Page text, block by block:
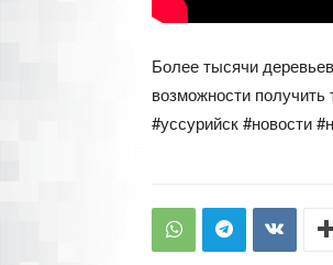
Более тысячи
возможности
#уссурийск #новости